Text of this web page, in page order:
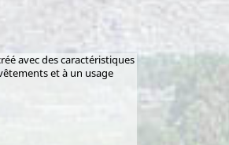
avec des caractéristiques
et à un usage